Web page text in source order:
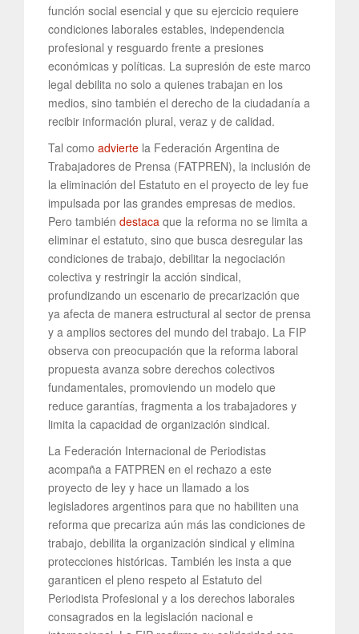
función social esencial y que su ejercicio requiere
condiciones laborales estables, independencia
profesional y resguardo frente a presiones
económicas y políticas. La supresión de este marco
legal debilita no solo a quienes trabajan en los
medios, sino también el derecho de la ciudadanía a
recibir información plural, veraz y de calidad.
Tal como advierte la Federación Argentina de
Trabajadores de Prensa (FATPREN), la inclusión de
la eliminación del Estatuto en el proyecto de ley fue
impulsada por las grandes empresas de medios.
Pero también destaca que la reforma no se limita a
eliminar el estatuto, sino que busca desregular las
condiciones de trabajo, debilitar la negociación
colectiva y restringir la acción sindical,
profundizando un escenario de precarización que
ya afecta de manera estructural al sector de prensa
y a amplios sectores del mundo del trabajo. La FIP
observa con preocupación que la reforma laboral
propuesta avanza sobre derechos colectivos
fundamentales, promoviendo un modelo que
reduce garantías, fragmenta a los trabajadores y
limita la capacidad de organización sindical.
La Federación Internacional de Periodistas
acompaña a FATPREN en el rechazo a este
proyecto de ley y hace un llamado a los
legisladores argentinos para que no habiliten una
reforma que precariza aún más las condiciones de
trabajo, debilita la organización sindical y elimina
protecciones históricas. También les insta a que
garanticen el pleno respeto al Estatuto del
Periodista Profesional y a los derechos laborales
consagrados en la legislación nacional e